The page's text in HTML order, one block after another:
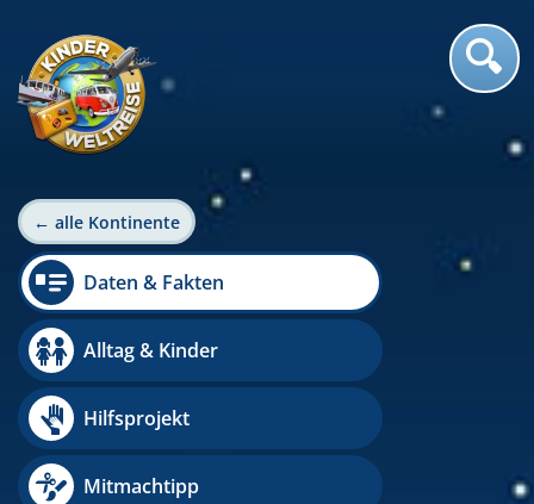
← alle Kontinente
Daten & Fakten
Alltag & Kinder
Hilfsprojekt
Mitmachtipp